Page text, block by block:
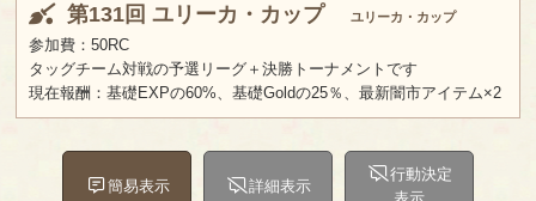
第131回 ユリーカ・カップ ユリーカ・カップ
参加費：50RC
タッグチーム対戦の予選リーグ＋決勝トーナメントです
現在報酬：基礎EXPの60%、基礎Goldの25％、最新闇市アイテム×2
簡易表示 詳細表示
行動決定